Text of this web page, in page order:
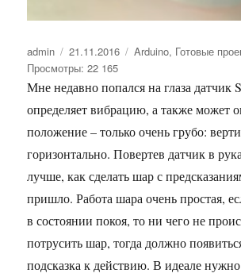
Автор
admin Опубликовано
21.11.2016 Рубрики
Arduino, Готовые
Просмотры: 22 165
Мне недавно попался на глаза датчик
определяет вибрацию, а также может
положение – только очень грубо:
горизонтально. Повертев датчик в
лучше, как сделать шар с
пришло. Работа шара очень простая,
в состоянии покоя, то ни чего не
потрусить шар, тогда должно
подсказка к действию. В идеале нужно